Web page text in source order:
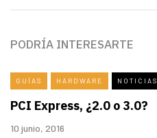
PODRÍA INTERESARTE
GUÍAS HARDWARE NOTICIAS
PCI Express, ¿2.0 o 3.0?
10 junio, 2016